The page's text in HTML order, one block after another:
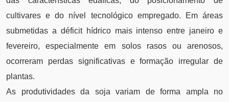
cultivares e do nível tecnológico empregado. Em áreas
submetidas a déficit hídrico mais intenso entre janeiro e
fevereiro, especialmente em solos rasos ou arenosos,
ocorreram perdas significativas e formação irregular de
plantas.
As produtividades da soja variam de forma ampla no